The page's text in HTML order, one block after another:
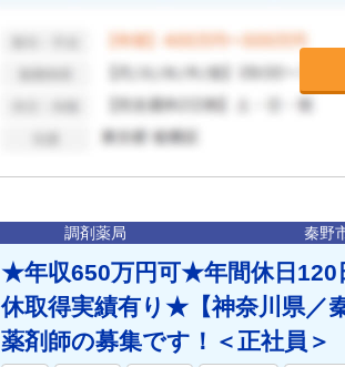
調剤薬局 秦野
★年収650万円可★年間休日
休取得実績有り★【神奈川県／
薬剤師の募集です！＜正社員＞